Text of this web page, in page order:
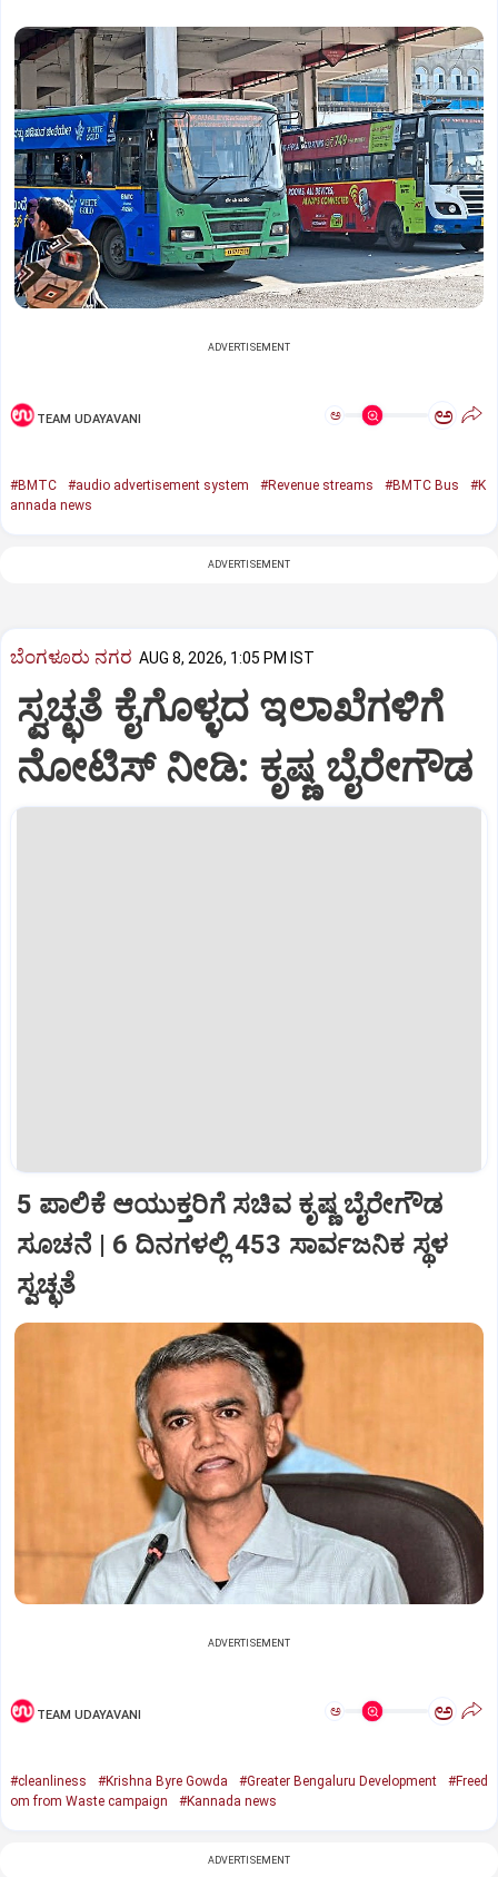
ADVERTISEMENT
TEAM UDAYAVANI ಅ ಅ
#BMTC #audio advertisement system #Revenue streams #BMTC Bus
#K
annada news
ADVERTISEMENT
ಬೆಂಗಳೂರು ನಗರ AUG 8, 2026, 1:05 PM IST
ಸ್ವಚ್ಛತೆ ಕೈಗೊಳ್ಳದ ಇಲಾಖೆಗಳಿಗೆ
ನೋಟಿಸ್‌ ನೀಡಿ: ಕೃಷ್ಣ ಬೈರೇಗೌಡ
5 ಪಾಲಿಕೆ ಆಯುಕ್ತರಿಗೆ ಸಚಿವ ಕೃಷ್ಣ ಬೈರೇಗೌಡ
ಸೂಚನೆ | 6 ದಿನಗಳಲ್ಲಿ 453 ಸಾರ್ವಜನಿಕ ಸ್ಥಳ
ಸ್ವಚ್ಛತೆ
ADVERTISEMENT
TEAM UDAYAVANI ಅ ಅ
#cleanliness #Krishna Byre Gowda #Greater Bengaluru Development
#Freed
om from Waste campaign
#Kannada news
ADVERTISEMENT